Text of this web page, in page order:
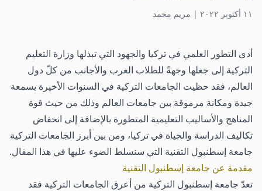
١١ أكتوبر ٢٠٢٢ | مريم محمد
أدى التطور العلمي في تركيا والجهود التي تبذلها وزارة التعليم
التركية إلى جعلها وجهةً للطلاب العرب والأجانب من كلّ دول
العالم، فقد حظيت الجامعات التركية في السنوات الأخيرة بسمعة
جيدة ومكانة مرموقة بين جامعات العالم وذلك من حيث قوة
المناهج والأساليب التعليمية المتطورة بالإضافة إلى انخفاض
تكاليف الدراسة والحياة في تركيا، ومن بين أبرز الجامعات التركية
جامعة إسطنبول التقنية التي سنسلط الضوء عليها في هذا المقال.
مقدمة عن جامعة إسطنبول التقنية
تعدّ جامعة إسطنبول التركية من أعرق الجامعات التركية فقد